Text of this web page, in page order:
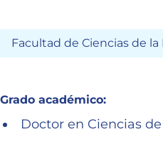
Facultad de Ciencias de
Grado académico:
Doctor en Ciencias